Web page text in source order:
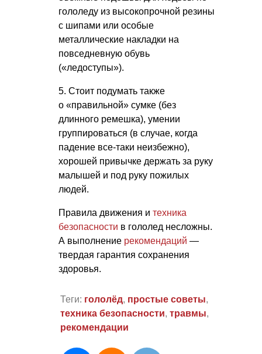
гололеду из высокопрочной резины
с шипами или особые
металлические накладки на
повседневную обувь
(«ледоступы»).
5. Стоит подумать также
о «правильной» сумке (без
длинного ремешка), умении
группироваться (в случае, когда
падение все-таки неизбежно),
хорошей привычке держать за руку
малышей и под руку пожилых
людей.
Правила движения и техника
безопасности в гололед несложны.
А выполнение рекомендаций —
твердая гарантия сохранения
здоровья.
Теги: гололёд, простые советы,
техника безопасности, травмы,
рекомендации